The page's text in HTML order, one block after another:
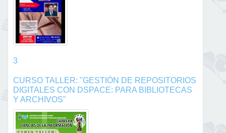
3
CURSO TALLER: "GESTIÓN DE REPOSITORIOS
DIGITALES CON DSPACE: PARA BIBLIOTECAS
Y ARCHIVOS"